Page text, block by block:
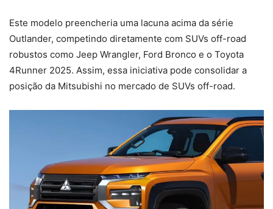
Este modelo preencheria uma lacuna acima da série
Outlander, competindo diretamente com SUVs off-road
robustos como Jeep Wrangler, Ford Bronco e o Toyota
4Runner 2025. Assim, essa iniciativa pode consolidar a
posição da Mitsubishi no mercado de SUVs off-road.